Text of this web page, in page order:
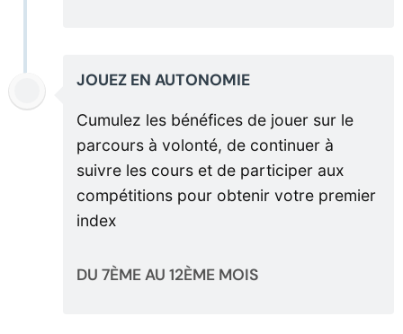
JOUEZ EN AUTONOMIE
Cumulez les bénéfices de jouer sur le
parcours à volonté, de continuer à
suivre les cours et de participer aux
compétitions pour obtenir votre premier
index
DU 7ÈME AU 12ÈME MOIS